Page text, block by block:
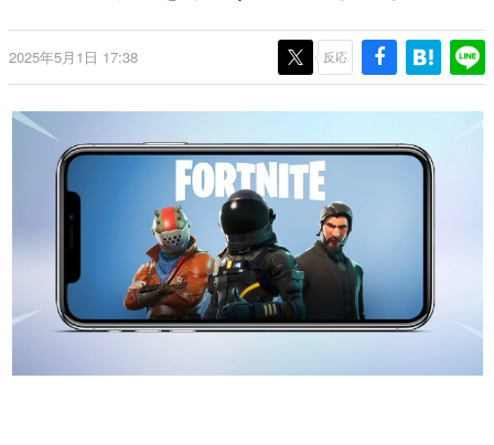
ゲーム世代の作家たち
ゲームに多大な影響を受けた作家さんに取材し、ゲームが
日本モバイルゲーム産業史
日本のモバイルゲーム史における主要なトピック・タイト
ルを網羅するほか、開発者へのインタビューや識者による
解説を掲載。約20年の歴史が一望できる決定版！
若ゲのいたり〜ゲームクリエイターの青春〜
『うつヌケ』『ペンと箸』等で知られるマンガ家・田中圭
一先生によるゲーム業界レポートマンガです。
なんでゲームは面白い？
2025年5月1日 17:38 反応